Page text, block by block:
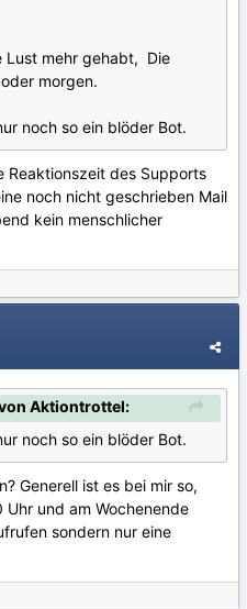
Lust mehr gehabt, Die
morgen.
noch so ein blöder Bot.
Reaktionszeit des Supports
noch nicht geschrieben Mail
kein menschlicher
Aktiontrottel:
noch so ein blöder Bot.
Generell ist es bei mir so,
und am Wochenende
sondern nur eine